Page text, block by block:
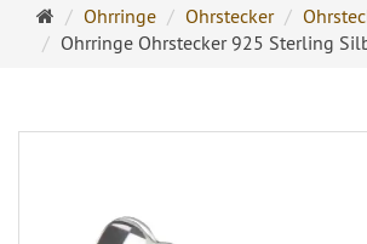
Ohrringe
Ohrstecker
Ohrringe Ohrstecker
Ohrringe Ohrstecker 925 Sterling